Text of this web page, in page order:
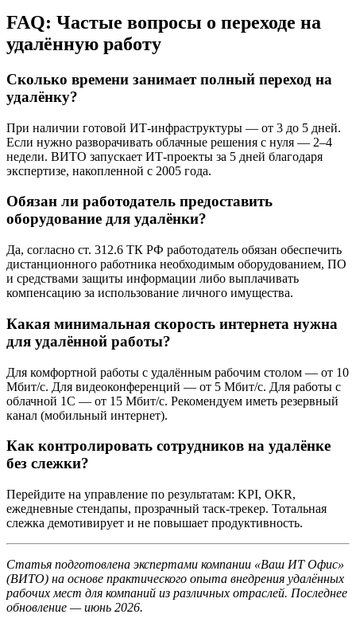
FAQ: Частые вопросы о переходе на
удалённую работу
Сколько времени занимает полный переход на
удалёнку?
При наличии готовой ИТ-инфраструктуры — от 3 до 5 дней.
Если нужно разворачивать облачные решения с нуля — 2–4
недели. ВИТО запускает ИТ-проекты за 5 дней благодаря
экспертизе, накопленной с 2005 года.
Обязан ли работодатель предоставить
оборудование для удалёнки?
Да, согласно ст. 312.6 ТК РФ работодатель обязан обеспечить
дистанционного работника необходимым оборудованием, ПО
и средствами защиты информации либо выплачивать
компенсацию за использование личного имущества.
Какая минимальная скорость интернета нужна
для удалённой работы?
Для комфортной работы с удалённым рабочим столом — от 10
Мбит/с. Для видеоконференций — от 5 Мбит/с. Для работы с
облачной 1С — от 15 Мбит/с. Рекомендуем иметь резервный
канал (мобильный интернет).
Как контролировать сотрудников на удалёнке
без слежки?
Перейдите на управление по результатам: KPI, OKR,
ежедневные стендапы, прозрачный таск-трекер. Тотальная
слежка демотивирует и не повышает продуктивность.
Статья подготовлена экспертами компании «Ваш ИТ Офис»
(ВИТО) на основе практического опыта внедрения удалённых
рабочих мест для компаний из различных отраслей. Последнее
обновление — июнь 2026.